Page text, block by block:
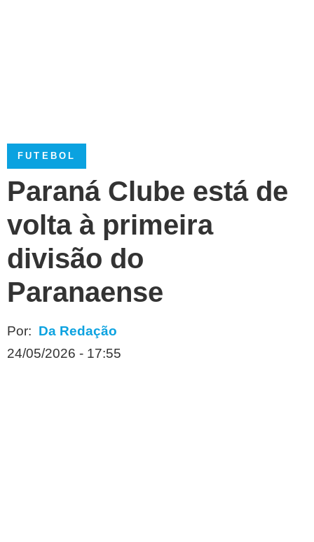
FUTEBOL
Paraná Clube está de
volta à primeira
divisão do
Paranaense
Por: Da Redação
24/05/2026 - 17:55